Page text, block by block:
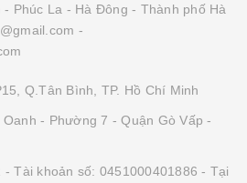
Phúc La - Hà Đông - Thành phố Hà
-
Q.Tân Bình, TP. Hồ Chí Minh
- Phường 7 - Quận Gò Vấp -
Tài khoản số: 0451000401886 - Tại